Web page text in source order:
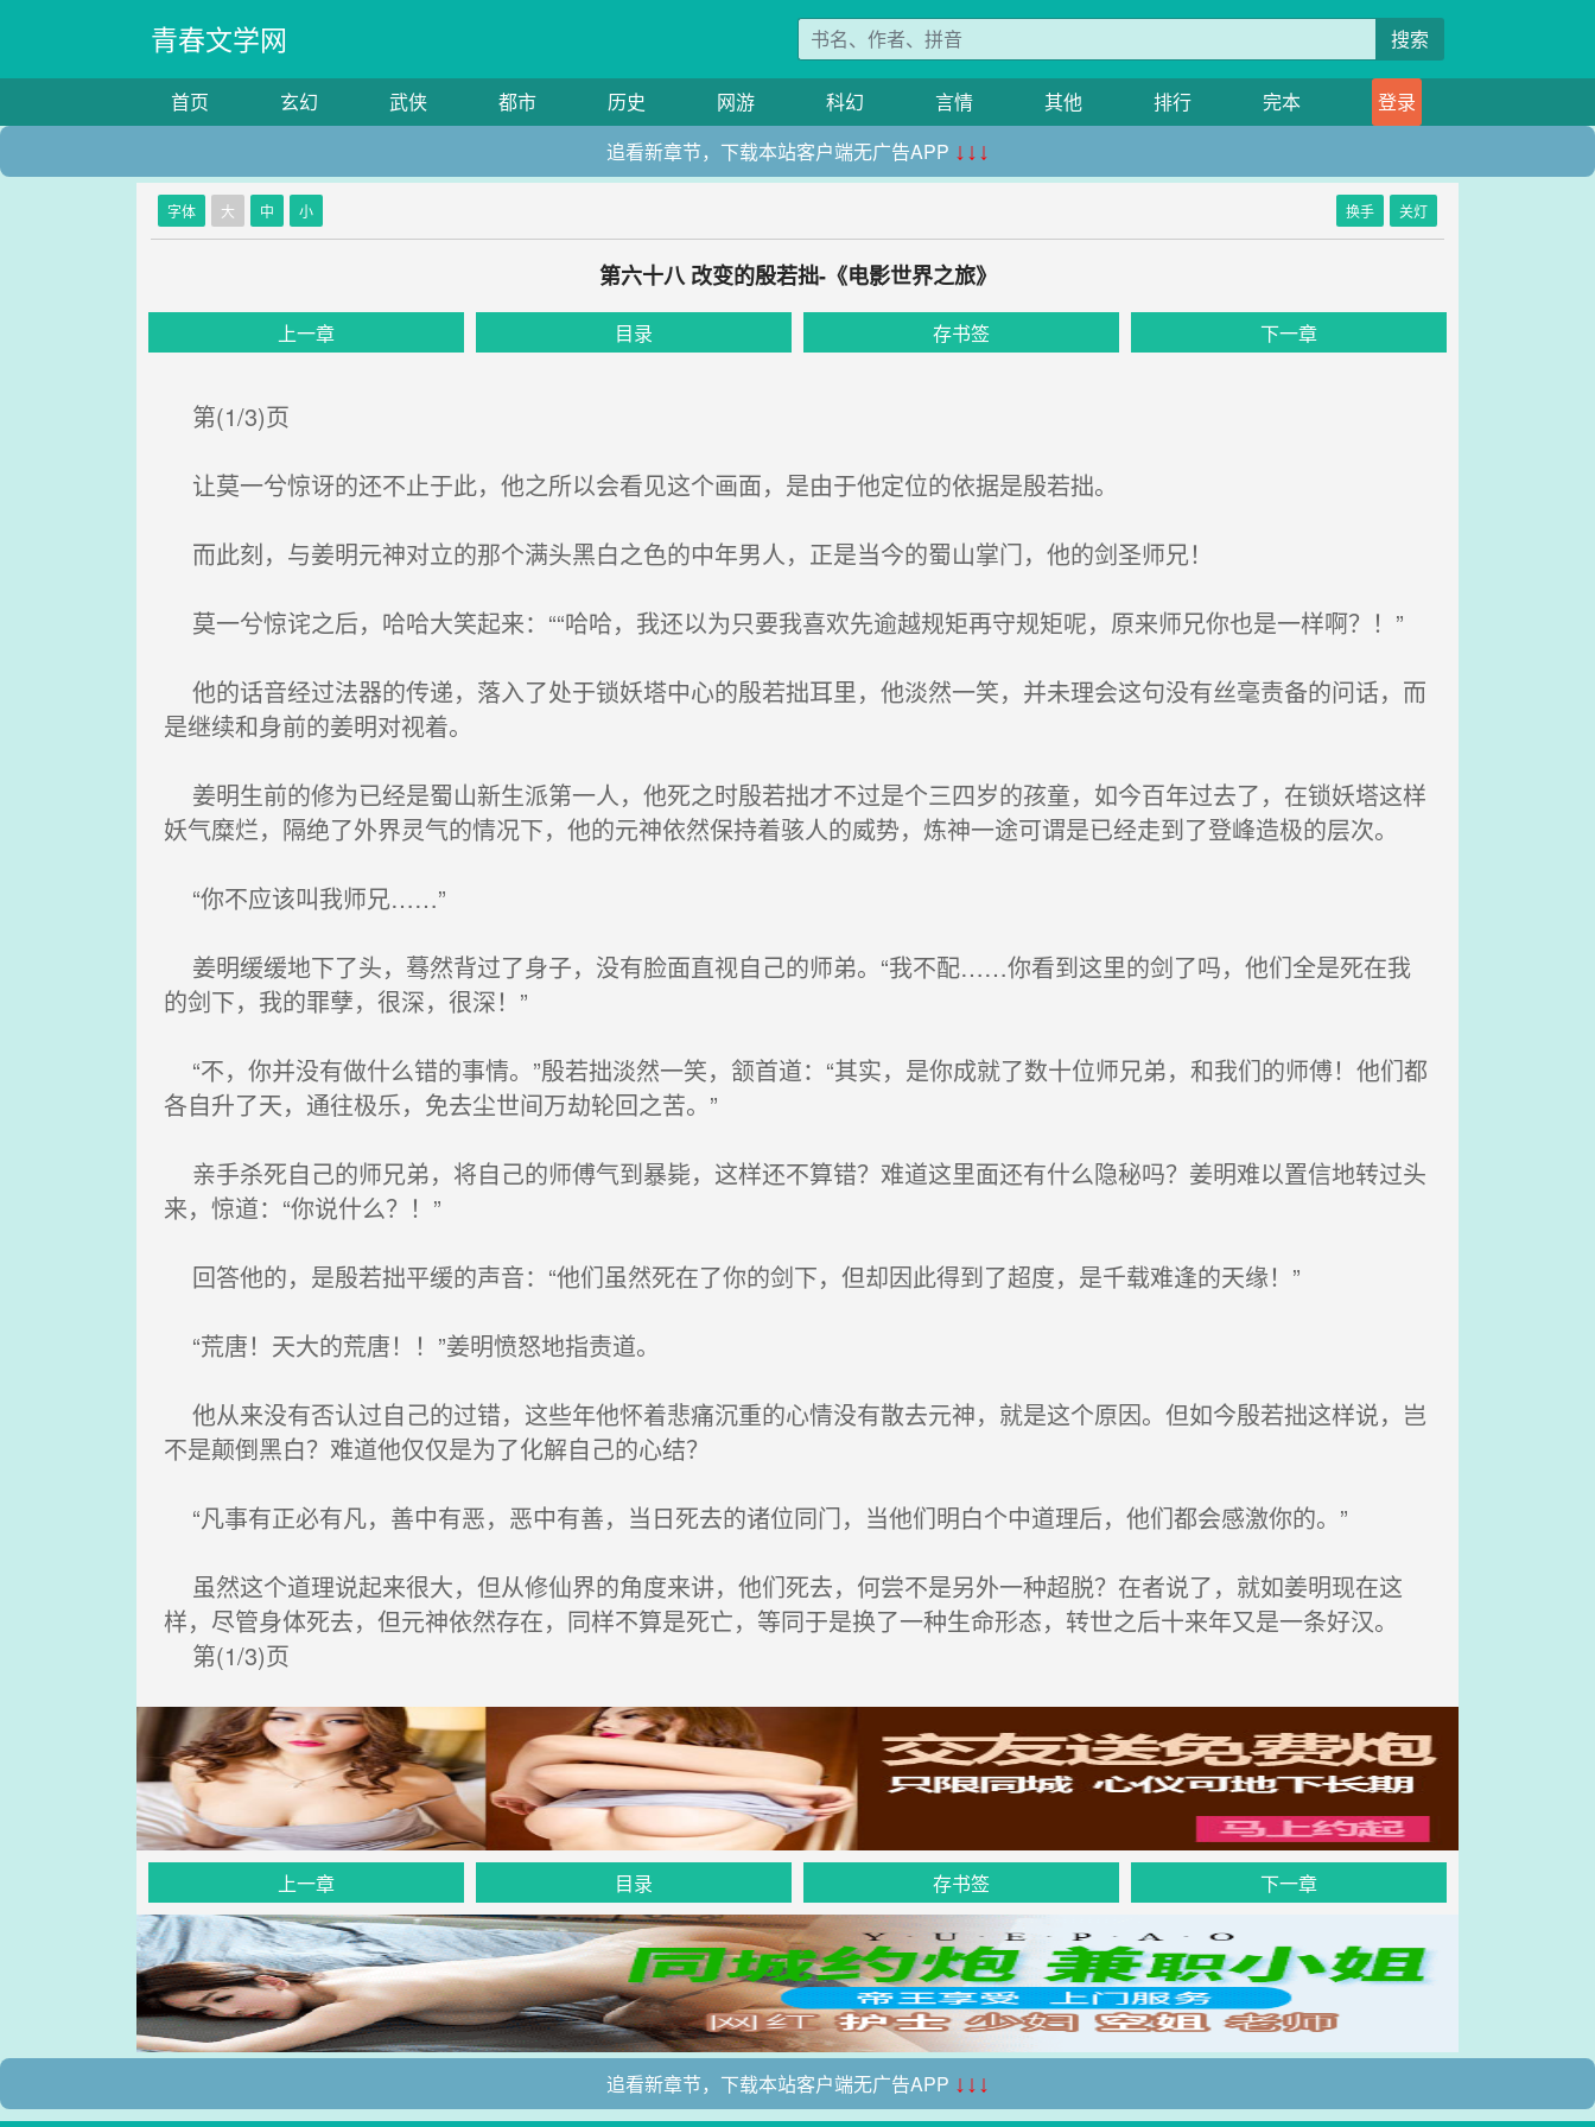
青春文学网 搜索
首页 玄幻 武侠 都市 历史 网游 科幻 言情 其他 排行 完本
登录
追看新章节，下载本站客户端无广告APP ↓↓↓
字体 大 中 小 换手 关灯
第六十八 改变的殷若拙-《电影世界之旅》
上一章 目录 存书签 下一章
第(1/3)页
让莫一兮惊讶的还不止于此，他之所以会看见这个画面，是由于他定位的依据是殷若拙。
而此刻，与姜明元神对立的那个满头黑白之色的中年男人，正是当今的蜀山掌门，他的剑圣师兄！
莫一兮惊诧之后，哈哈大笑起来：““哈哈，我还以为只要我喜欢先逾越规矩再守规矩呢，原来师兄你也是一样啊？！”
他的话音经过法器的传递，落入了处于锁妖塔中心的殷若拙耳里，他淡然一笑，并未理会这句没有丝毫责备的问话，而
是继续和身前的姜明对视着。
姜明生前的修为已经是蜀山新生派第一人，他死之时殷若拙才不过是个三四岁的孩童，如今百年过去了，在锁妖塔这样
妖气糜烂，隔绝了外界灵气的情况下，他的元神依然保持着骇人的威势，炼神一途可谓是已经走到了登峰造极的层次。
“你不应该叫我师兄……”
姜明缓缓地下了头，蓦然背过了身子，没有脸面直视自己的师弟。“我不配……你看到这里的剑了吗，他们全是死在我
的剑下，我的罪孽，很深，很深！”
“不，你并没有做什么错的事情。”殷若拙淡然一笑，颔首道：“其实，是你成就了数十位师兄弟，和我们的师傅！他们都
各自升了天，通往极乐，免去尘世间万劫轮回之苦。”
亲手杀死自己的师兄弟，将自己的师傅气到暴毙，这样还不算错？难道这里面还有什么隐秘吗？姜明难以置信地转过头
来，惊道：“你说什么？！”
回答他的，是殷若拙平缓的声音：“他们虽然死在了你的剑下，但却因此得到了超度，是千载难逢的天缘！”
“荒唐！天大的荒唐！！”姜明愤怒地指责道。
他从来没有否认过自己的过错，这些年他怀着悲痛沉重的心情没有散去元神，就是这个原因。但如今殷若拙这样说，岂
不是颠倒黑白？难道他仅仅是为了化解自己的心结？
“凡事有正必有凡，善中有恶，恶中有善，当日死去的诸位同门，当他们明白个中道理后，他们都会感激你的。”
虽然这个道理说起来很大，但从修仙界的角度来讲，他们死去，何尝不是另外一种超脱？在者说了，就如姜明现在这
样，尽管身体死去，但元神依然存在，同样不算是死亡，等同于是换了一种生命形态，转世之后十来年又是一条好汉。
第(1/3)页
上一章 目录 存书签 下一章
追看新章节，下载本站客户端无广告APP ↓↓↓